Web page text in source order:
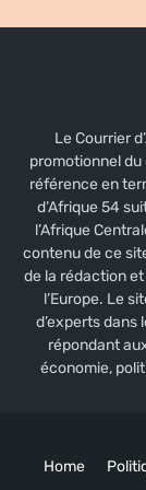
Le Courrier
promotionnel
référence en
d’Afrique 54
l’Afrique
contenu de ce
de la rédaction
l’Europe. Le
d’experts
répondant
économie,
Home